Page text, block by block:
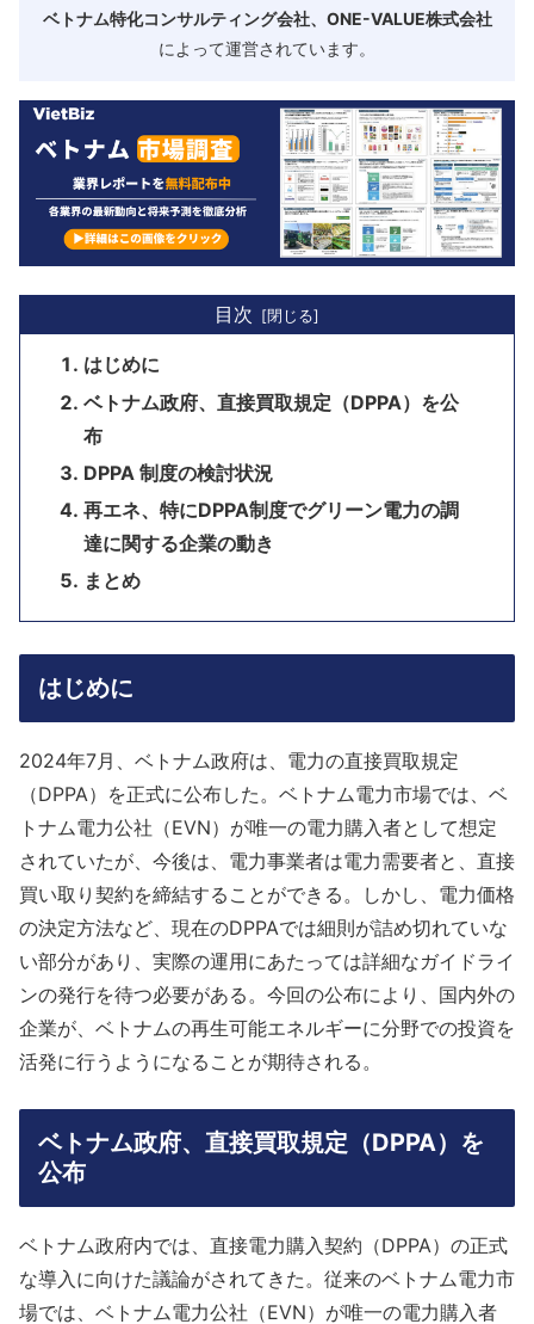
ベトナム特化コンサルティング会社、ONE-VALUE株式会社
によって運営されています。
目次
はじめに
ベトナム政府、直接買取規定（DPPA）を公
布
DPPA 制度の検討状況
再エネ、特にDPPA制度でグリーン電力の調
達に関する企業の動き
まとめ
はじめに
2024年7月、ベトナム政府は、電力の直接買取規定
（DPPA）を正式に公布した。ベトナム電力市場では、ベ
トナム電力公社（EVN）が唯一の電力購入者として想定
されていたが、今後は、電力事業者は電力需要者と、直接
買い取り契約を締結することができる。しかし、電力価格
の決定方法など、現在のDPPAでは細則が詰め切れていな
い部分があり、実際の運用にあたっては詳細なガイドライ
ンの発行を待つ必要がある。今回の公布により、国内外の
企業が、ベトナムの再生可能エネルギーに分野での投資を
活発に行うようになることが期待される。
ベトナム政府、直接買取規定（DPPA）を
公布
ベトナム政府内では、直接電力購入契約（DPPA）の正式
な導入に向けた議論がされてきた。従来のベトナム電力市
場では、ベトナム電力公社（EVN）が唯一の電力購入者